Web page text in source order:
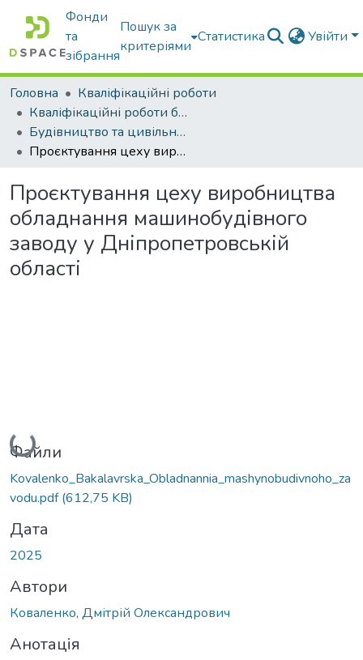
Фонди
та
зібрання
Пошук за
критеріями
Статистика Увійти
Головна
Кваліфікаційні роботи
Кваліфікаційні роботи бакалаврів
Будівництво та цивільна інженерія
Проєктування цеху виробництва обладнання машинобудівного заводу у Дніпропетровській області
Проєктування цеху виробництва
обладнання машинобудівного
заводу у Дніпропетровській
області
Вантажиться...
Файли
Kovalenko_Bakalavrska_Obladnannia_mashynobudivnoho_za
vodu.pdf(612,75 KB)
Дата
2025
Автори
Коваленко, Дмітрій Олександрович
Анотація